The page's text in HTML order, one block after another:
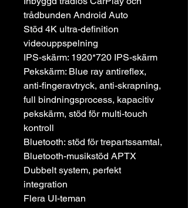
trådbunden Android Auto
Stöd 4K ultra-definition
videouppspelning
IPS-skärm: 1920*720 IPS-skärm
Pekskärm: Blue ray antireflex,
anti-fingeravtryck, anti-skrapning,
full bindningsprocess, kapacitiv
pekskärm, stöd för multi-touch
kontroll
Bluetooth: stöd för trepartssamtal,
Bluetooth-musikstöd APTX
Dubbelt system, perfekt
integration
Flera UI-teman